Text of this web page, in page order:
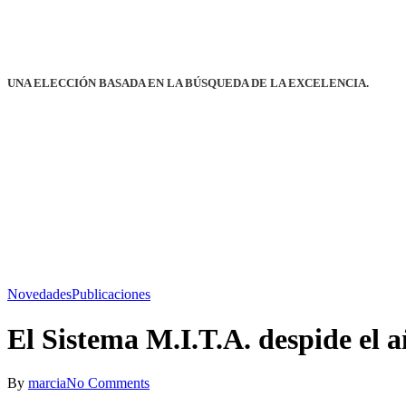
UNA ELECCIÓN BASADA EN LA BÚSQUEDA DE LA EXCELENCIA.
NovedadesPublicaciones
El Sistema M.I.T.A. despide el
By marciaNo Comments